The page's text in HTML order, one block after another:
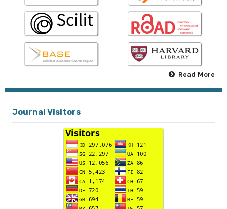
Read More
Journal Visitors